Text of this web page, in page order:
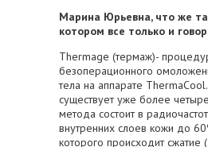
Марина Юрьевна, что же
котором все только и
Thermage (термаж)-
безоперационного
тела на аппарате
существует уже более
метода состоит в
внутренних слоев кожи до
которого происходит сжатие